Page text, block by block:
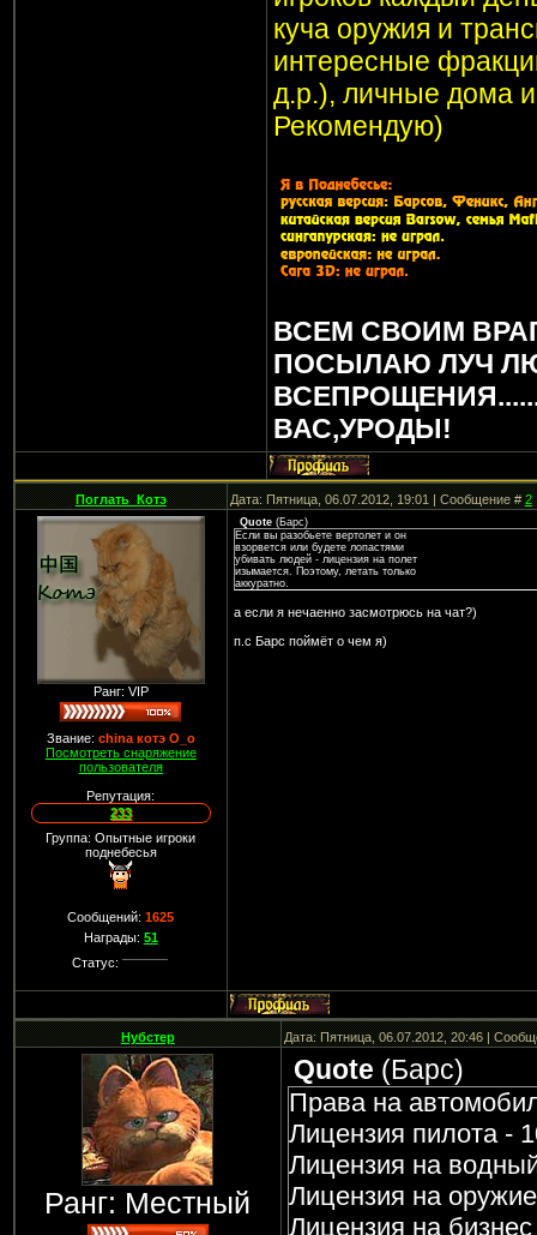
куча оружия и
интересные
д.р.), личные дома
Рекомендую)
ВСЕМ СВОИМ
ПОСЫЛАЮ ЛУЧ
ВАС,УРОДЫ!
Поглать_Котэ Дата: Пятница, 06.07.2012, 19:01 | Сообщение #2
Ранг: VIP
Звание: china котэ О_о
Посмотреть снаряжение
пользователя
Репутация:
233
Группа: Опытные игроки
поднебесья
Сообщений:1625
Награды: 51
Статус:
Quote(Барс)
Если вы разобьете вертолет и он
взорвется или будете лопастями
убивать людей - лицензия на полет
изымается. Поэтому, летать только
аккуратно.
а если я нечаенно засмотрюсь на чат?)
п.с Барс поймёт о чем я)
Нубстер Дата: Пятница, 06.07.2012, 20:46 |
Ранг: Местный
Quote (Барс)
Права на
Лицензия пилота -
Лицензия на
Лицензия на
Лицензия на